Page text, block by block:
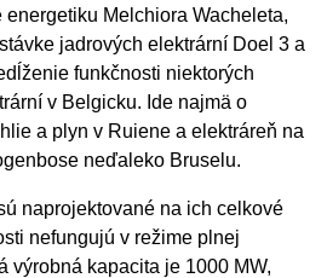
Melchiora Wacheleta,
jadrových elektrární Doel 3 a
funkčnosti niektorých
v Belgicku. Ide najmä o
a plyn v Ruiene a elektráreň na
neďaleko Bruselu.
naprojektované na ich celkové
nefungujú v režime plnej
výrobná kapacita je 1000 MW,